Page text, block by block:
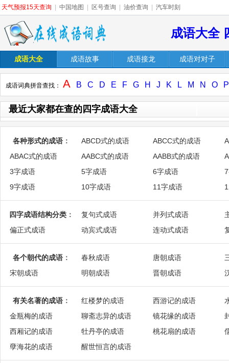
天气预报15天查询 中国地图 区号查询 油价查询 汽车时刻
成语大全
成语大全 成语故事 成语接龙 成语对对子
成语词典拼音查找： A B C D E F G H J K L M N O P
最近大家都在查的四字成语大全
各种形式的成语 ： ABCD式的成语 ABCC式的成语
ABAC式的成语
AABC式的成语 AABB式的成语
3字成语
5字成语 6字成语
9字成语
10字成语 11字成语
四字成语结构分类 ： 复句式成语 并列式成语
偏正式成语
动宾式成语 连动式成语
各个朝代的成语 ： 春秋成语 唐朝成语
宋朝成语
明朝成语 晋朝成语
有关名著的成语 ： 红楼梦的成语 西游记的成语
金瓶梅的成语
聊斋志异的成语 镜花缘的成语
西厢记的成语
牡丹亭的成语 桃花扇的成语
孽海花的成语
醒世恒言的成语